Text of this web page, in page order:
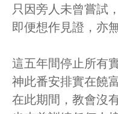
只因旁人未曾嘗試，
即便想作見證，亦
這五年間停止所有
神此番安排實在饒
在此期間，教會沒